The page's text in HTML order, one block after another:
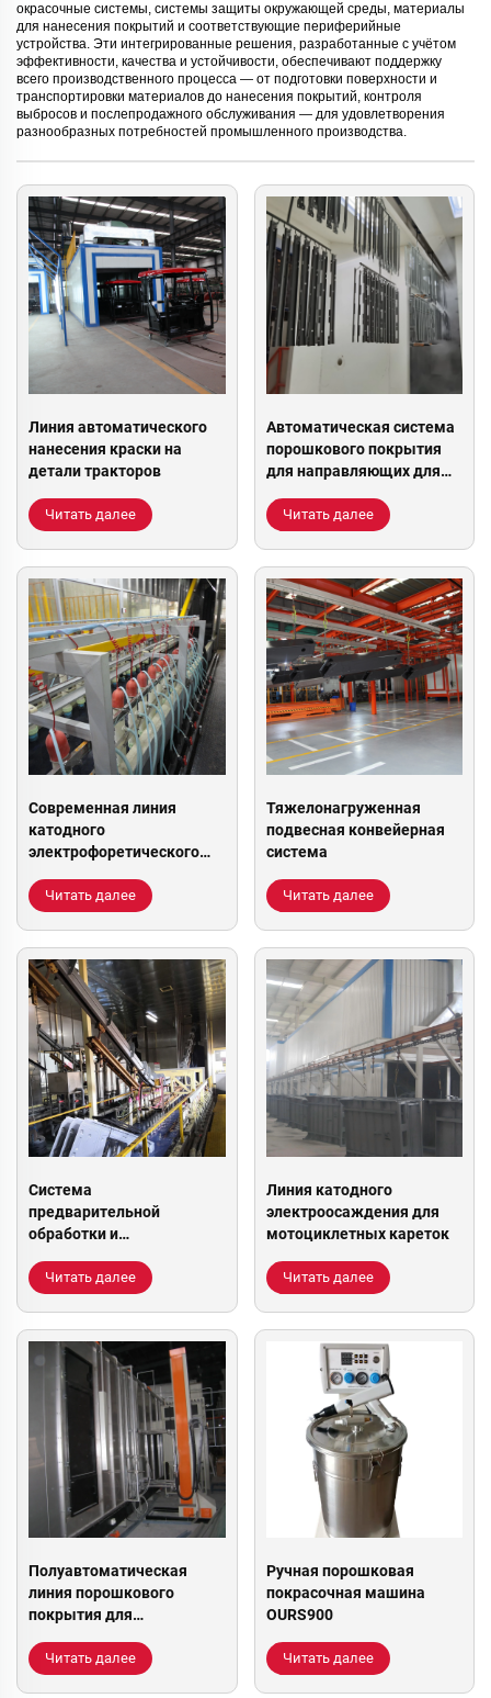
окрасочные системы, системы защиты окружающей среды, материалы
для нанесения покрытий и соответствующие периферийные
устройства. Эти интегрированные решения, разработанные с учётом
эффективности, качества и устойчивости, обеспечивают поддержку
всего производственного процесса — от подготовки поверхности и
транспортировки материалов до нанесения покрытий, контроля
выбросов и послепродажного обслуживания — для удовлетворения
разнообразных потребностей промышленного производства.
Линия автоматического
нанесения краски на
детали тракторов
Читать далее
Автоматическая система
порошкового покрытия
для направляющих для
Читать далее
Современная линия
катодного
электрофоретического
Читать далее
Тяжелонагруженная
подвесная конвейерная
система
Читать далее
Система
предварительной
обработки и
для нанесения покрытия
Читать далее
Линия катодного
электроосаждения для
мотоциклетных кареток
Читать далее
Полуавтоматическая
линия порошкового
покрытия для
Читать далее
Ручная порошковая
покрасочная машина
OURS900
Читать далее